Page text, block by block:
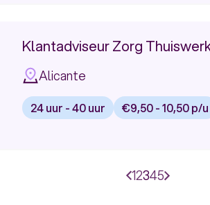
Klantadviseur Zorg
Alicante
24 uur - 40 uur €9,50 - 10,50 p/u
VorigePage
1Page
2Huidige
3Page
4Page
5Volgende